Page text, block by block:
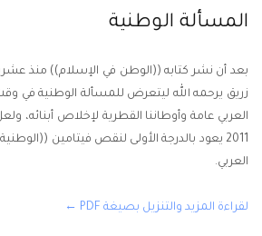
المسألة الوطنية
بعد أن نشر كتابه ((الوطن في الإسلام)) منذ
زريق يرحمه الله ليتعرض للمسألة الوطنية في
العربي عامة وأوطاننا القطرية لإخلاص أبنائه،
2011 يعود بالدرجة الأولى لنقص فيتامين
العربي.
لقراءة المزيد والتنزيل بصيغة PDF ←